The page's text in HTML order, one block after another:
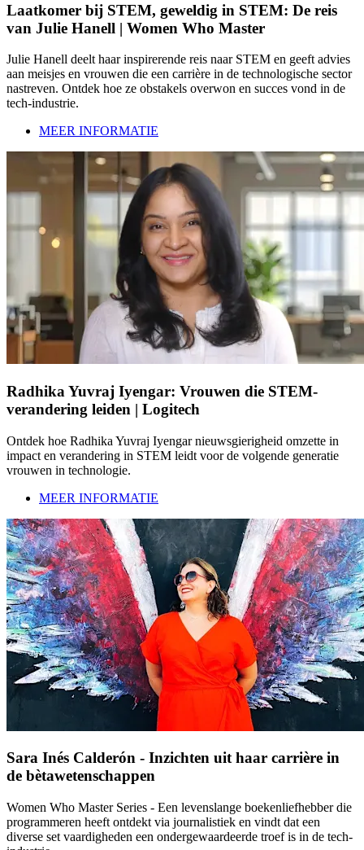
Laatkomer bij STEM, geweldig in STEM: De reis
van Julie Hanell | Women Who Master
Julie Hanell deelt haar inspirerende reis naar STEM en geeft advies
aan meisjes en vrouwen die een carrière in de technologische sector
nastreven. Ontdek hoe ze obstakels overwon en succes vond in de
tech-industrie.
MEER INFORMATIE
Radhika Yuvraj Iyengar: Vrouwen die STEM-
verandering leiden | Logitech
Ontdek hoe Radhika Yuvraj Iyengar nieuwsgierigheid omzette in
impact en verandering in STEM leidt voor de volgende generatie
vrouwen in technologie.
MEER INFORMATIE
Sara Inés Calderón - Inzichten uit haar carrière in
de bètawetenschappen
Women Who Master Series - Een levenslange boekenliefhebber die
programmeren heeft ontdekt via journalistiek en vindt dat een
diverse set vaardigheden een ondergewaardeerde troef is in de tech-